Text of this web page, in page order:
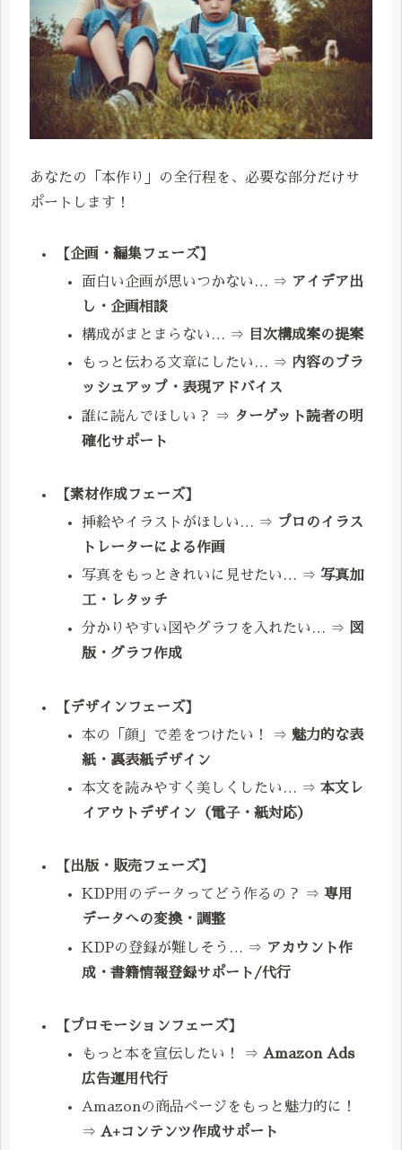
あなたの「本作り」の全行程を、必要な部分だけサ
ポートします！
【企画・編集フェーズ】
面白い企画が思いつかない… ⇒ アイデア出
し・企画相談
構成がまとまらない… ⇒
目次構成案の提案
もっと伝わる文章にしたい… ⇒ 内容のブラ
ッシュアップ・表現アドバイス
誰に読んでほしい？ ⇒ ターゲット読者の明
確化サポート
【素材作成フェーズ】
挿絵やイラストがほしい… ⇒ プロのイラス
トレーターによる作画
写真をもっときれいに見せたい… ⇒写真加
工・レタッチ
分かりやすい図やグラフを入れたい… ⇒ 図
版・グラフ作成
【デザインフェーズ】
本の「顔」で差をつけたい！ ⇒ 魅力的な表
紙・裏表紙デザイン
本文を読みやすく美しくしたい… ⇒本文レ
イアウトデザイン（電子・紙対応）
【出版・販売フェーズ】
KDP用のデータってどう作るの？ ⇒専用
データへの変換・調整
KDPの登録が難しそう… ⇒ アカウント作
成・書籍情報登録サポート/代行
【プロモーションフェーズ】
もっと本を宣伝したい！ ⇒Amazon Ads
広告運用代行
Amazonの商品ページをもっと魅力的に！
⇒A+コンテンツ作成サポート